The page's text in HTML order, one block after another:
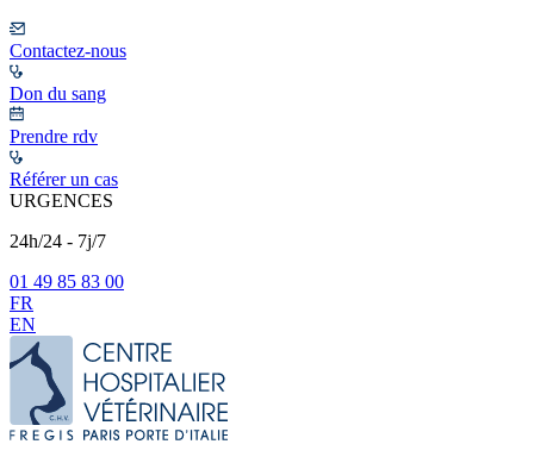
Contactez-nous
Don du sang
Prendre rdv
Référer un cas
URGENCES
24h/24 - 7j/7
01 49 85 83 00
FR
EN